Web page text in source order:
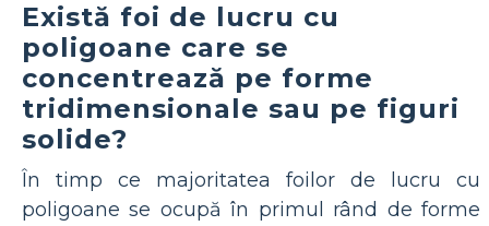
Există foi de lucru cu
poligoane care se
concentrează pe forme
tridimensionale sau pe figuri
solide?
În timp ce majoritatea foilor de lucru cu
poligoane se ocupă în primul rând de forme